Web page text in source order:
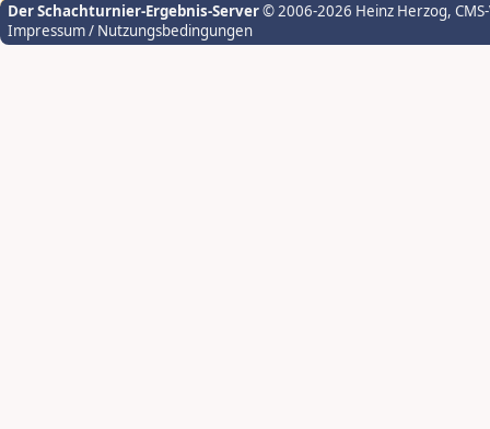
Der Schachturnier-Ergebnis-Server© 2006-2026 Heinz Herzog,
Impressum / Nutzungsbedingungen